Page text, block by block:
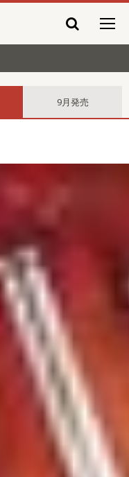
9月発売